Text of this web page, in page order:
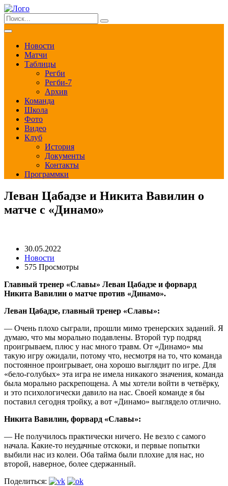
Новости
Матчи
Таблицы
Регби
Регби-7
Архив
Команда
Школа
Фото
Видео
Клуб
История
Документы
Контакты
Программки
Леван Цабадзе и Никита Вавилин о
матче с «Динамо»
30.05.2022
Новости
575 Просмотры
Главный тренер «Славы» Леван Цабадзе и форвард
Никита Вавилин о матче против «Динамо».
Леван Цабадзе, главный тренер «Славы»:
— Очень плохо сыграли, прошли мимо тренерских заданий. Я
думаю, что мы морально подавлены. Второй тур подряд
проигрываем, плюс у нас много травм. От «Динамо» мы
такую игру ожидали, потому что, несмотря на то, что команда
постоянное проигрывает, она хорошо выглядит по игре. Для
«бело-голубых» эта игра не имела никакого значения, команда
была морально раскрепощена. А мы хотели войти в четвёрку,
и это психологически давило на нас. Своей команде я бы
поставил сегодня тройку, а вот «Динамо» выглядело отлично.
Никита Вавилин, форвард «Славы»:
— Не получилось практически ничего. Не везло с самого
начала. Какие-то неудачные отскоки, и первые попытки
выбили нас из колеи. Оба тайма были плохие для нас, но
второй, наверное, более сдержанный.
Поделиться: